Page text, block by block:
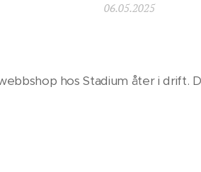
06.05.2025
hos Stadium åter i drift.